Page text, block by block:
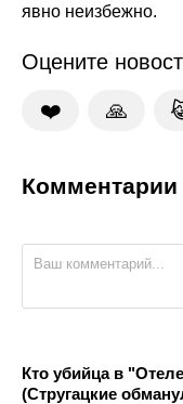
явно неизбежно.
Оцените
❤️ 🙏
Комментарии
Кто убийца в
(Стругацкие